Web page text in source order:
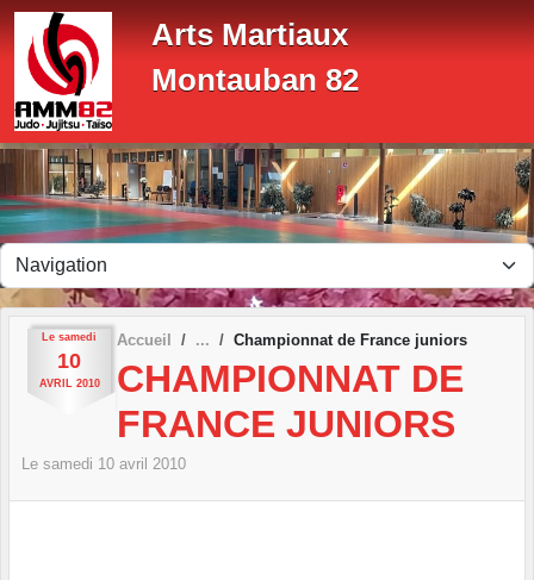
Arts Martiaux
Montauban 82
Le samedi
10
AVRIL 2010
Accueil Championnat de France juniors
CHAMPIONNAT DE
FRANCE JUNIORS
Le samedi 10 avril 2010
Panneau de gestion des cookies